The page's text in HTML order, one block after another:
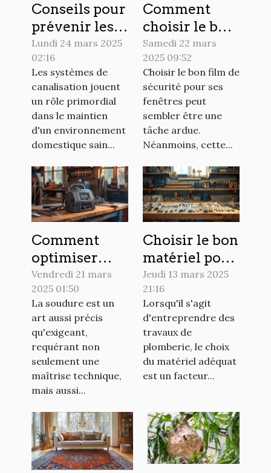
Conseils pour
prévenir les
blocages dans
les systèmes
de
canalisation
Lundi 24 mars 2025
02:16
Les systèmes de
canalisation jouent
un rôle primordial
dans le maintien
d'un environnement
domestique sain...
Comment
choisir le bon
film de
sécurité pour
vos fenêtres
Samedi 22 mars
2025 09:52
Choisir le bon film de
sécurité pour ses
fenêtres peut
sembler être une
tâche ardue.
Néanmoins, cette...
Comment
optimiser
l'utilisation
d'un poste à
souder pour
les débutants
Vendredi 21 mars
2025 01:50
La soudure est un
art aussi précis
qu'exigeant,
requérant non
seulement une
maîtrise technique,
mais aussi...
Choisir le bon
matériel pour
vos travaux
de plomberie
Jeudi 13 mars 2025
21:16
Lorsqu'il s'agit
d'entreprendre des
travaux de
plomberie, le choix
du matériel adéquat
est un facteur...